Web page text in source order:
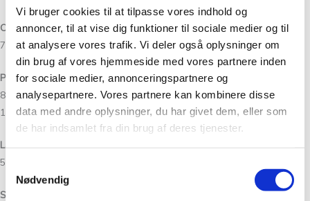
Vi bruger cookies til at tilpasse vores indhold og
annoncer, til at vise dig funktioner til sociale medier og til
at analysere vores trafik. Vi deler også oplysninger om
din brug af vores hjemmeside med vores partnere inden
for sociale medier, annonceringspartnere og
analysepartnere. Vores partnere kan kombinere disse
data med andre oplysninger, du har givet dem, eller som
de har indsamlet fra din brug af deres tjenester.
Nødvendig
Overvidde:
76 (82) 87 (93) 100 (109) 120 (129)cm
Passer brystmål:
80-85 (85-90) 90-95 (95-100) 100-110 (110-120) 120-130 (130-
140)cm med et negativt bevægelsesrum (negative ease) på ca. 5cm.
Længde:
57 (58) 59 (61) 63 (65) 67 (69)cm målt midt bag uden kraven.
Strikkefasthed: